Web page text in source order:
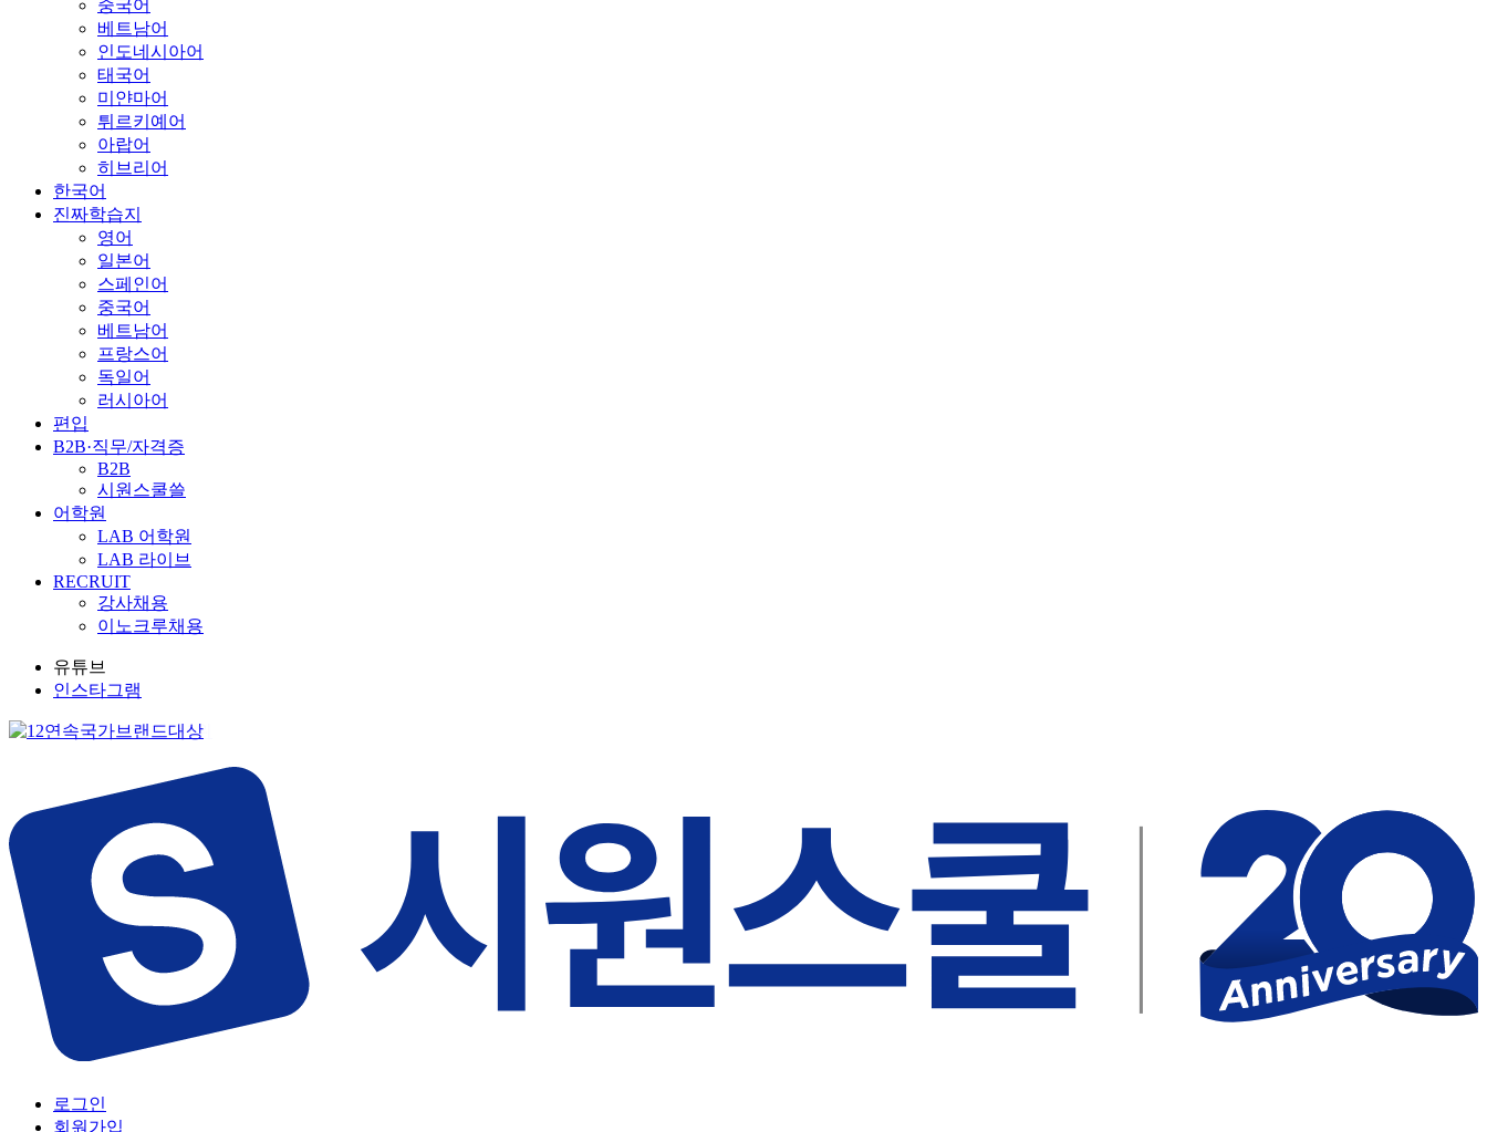
중국어
베트남어
인도네시아어
태국어
미얀마어
튀르키예어
아랍어
히브리어
한국어
진짜학습지
영어
일본어
스페인어
중국어
베트남어
프랑스어
독일어
러시아어
편입
B2B·직무/자격증
B2B
시원스쿨쓸
어학원
LAB 어학원
LAB 라이브
RECRUIT
강사채용
이노크루채용
유튜브
인스타그램
로그인
회원가입